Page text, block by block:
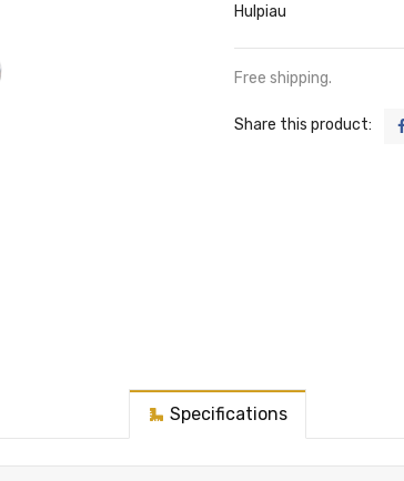
Hulpiau
Free shipping.
Share this product:
Specifications